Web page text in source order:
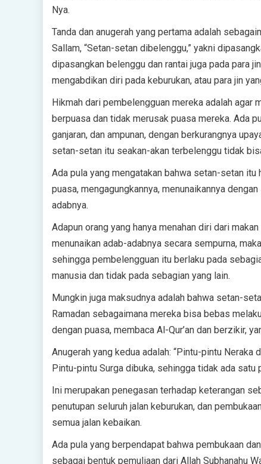
Nya.
Tanda dan anugerah yang pertama adalah
Sallam, “Setan-setan dibelenggu,” yakni
dipasangkan belenggu dan rantai juga pada para
mengabdikan diri pada keburukan, atau para jin
Hikmah dari pembelengguan mereka adalah
berpuasa dan tidak merusak puasa mereka. Ada
ganjaran, dan ampunan, dengan berkurangnya
setan-setan itu seakan-akan terbelenggu tidak
Ada pula yang mengatakan bahwa setan-setan
puasa, mengagungkannya, menunaikannya
adabnya.
Adapun orang yang hanya menahan diri dari
menunaikan adab-adabnya secara sempurna,
sehingga pembelengguan itu berlaku pada
manusia dan tidak pada sebagian yang lain.
Mungkin juga maksudnya adalah bahwa setan-
Ramadan sebagaimana mereka bisa bebas
dengan puasa, membaca Al-Qur’an dan berzikir,
Anugerah yang kedua adalah: “Pintu-pintu
Pintu-pintu Surga dibuka, sehingga tidak ada satu
Ini merupakan penegasan terhadap keterangan
penutupan seluruh jalan keburukan, dan
semua jalan kebaikan.
Ada pula yang berpendapat bahwa pembukaan
sebagai bentuk pemuliaan dari Allah Subhanahu